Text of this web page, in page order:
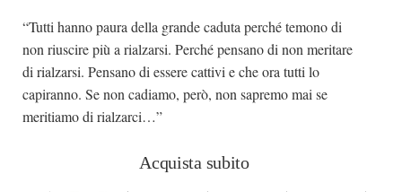
“Tutti hanno paura della grande caduta perché temono di
non riuscire più a rialzarsi. Perché pensano di non meritare
di rialzarsi. Pensano di essere cattivi e che ora tutti lo
capiranno. Se non cadiamo, però, non sapremo mai se
meritiamo di rialzarci…”
Acquista subito